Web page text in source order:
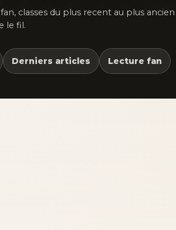
classes du plus recent au plus
le fil.
Derniers articles Lecture fan